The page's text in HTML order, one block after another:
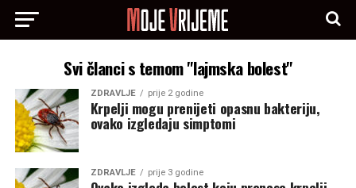
Svi članci s temom "lajmska bolest"
ZDRAVLJE prije 2 godine
Krpelji mogu prenijeti opasnu bakteriju,
ovako izgledaju simptomi
ZDRAVLJE prije 3 godine